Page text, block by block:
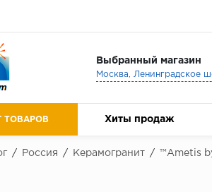
Выбранный магазин
ТОВАРОВ Хиты продаж
/ Россия / Керамогранит / ™Ametis